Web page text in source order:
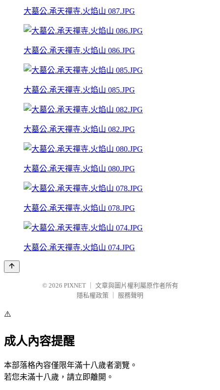
大墓公.承天禪寺.火焰山 087.JPG
大墓公.承天禪寺.火焰山 086.JPG
大墓公.承天禪寺.火焰山 085.JPG
大墓公.承天禪寺.火焰山 082.JPG
大墓公.承天禪寺.火焰山 080.JPG
大墓公.承天禪寺.火焰山 078.JPG
大墓公.承天禪寺.火焰山 074.JPG
© 2026 PIXNET
文章與圖片權利屬原作者所有
隱私權政策
服務聲明
⚠️
成人內容提醒
本部落格內容僅限年滿十八歲者瀏覽。
若您未滿十八歲，請立即離開。